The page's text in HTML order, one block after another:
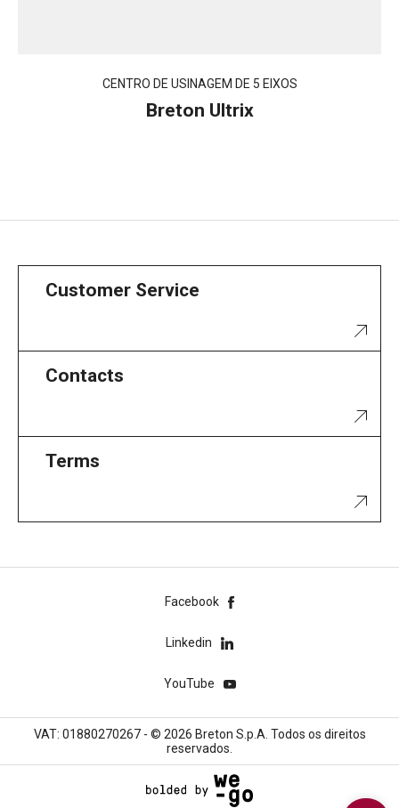
CENTRO DE USINAGEM DE 5 EIXOS
Breton Ultrix
Customer Service
Contacts
Terms
Facebook
Linkedin
YouTube
VAT: 01880270267 - © 2026 Breton S.p.A. Todos os direitos
reservados.